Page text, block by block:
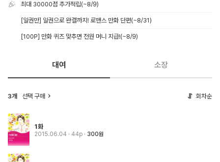
최대 30000점 추가적립(~8/9)
[일권만] 일권으로 완결까지! 로맨스 만화 단편(~8/31)
[100P] 만화 퀴즈 맞추면 전원 머니 지급!(~8/9)
대여 소장
3개 선택 구매 회차순
1화
2015.06.04 · 44p 300원